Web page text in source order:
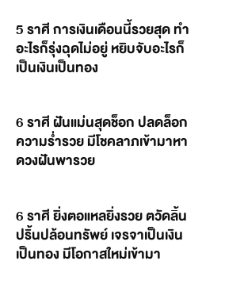
5 ราศี การเงินเดือนนี้รวยสุด ทำ
อะไรก็รุ่งฉุดไม่อยู่ หยิบจับอะไรก็
เป็นเงินเป็นทอง
6 ราศี ฝันแม่นสุดช็อก ปลดล็อก
ความร่ำรวย มีโชคลาภเข้ามาหา
ดวงฝันพารวย
6 ราศี ยิ่งตอแหลยิ่งรวย ตวัดลิ้น
ปริ้นปล้อนทรัพย์ เจรจาเป็นเงิน
เป็นทอง มีโอกาสใหม่เข้ามา